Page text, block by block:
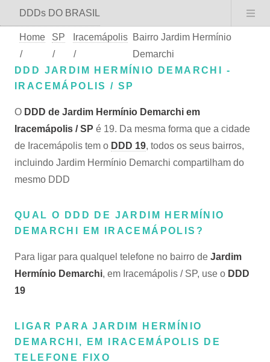
DDDs DO BRASIL
Home
/
SP
/
Iracemápolis
/
Bairro Jardim Hermínio
Demarchi
DDD JARDIM HERMÍNIO DEMARCHI -
IRACEMÁPOLIS / SP
O DDD de Jardim Hermínio Demarchi em
Iracemápolis / SP é 19. Da mesma forma que a cidade
de Iracemápolis tem o DDD 19, todos os seus bairros,
incluindo Jardim Hermínio Demarchi compartilham do
mesmo DDD
QUAL O DDD DE JARDIM HERMÍNIO
DEMARCHI EM IRACEMÁPOLIS?
Para ligar para qualquel telefone no bairro de Jardim
Hermínio Demarchi, em Iracemápolis / SP, use o DDD
19
LIGAR PARA JARDIM HERMÍNIO
DEMARCHI, EM IRACEMÁPOLIS DE
TELEFONE FIXO